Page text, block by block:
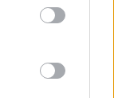
may click to
party tags to
below Google
ve čtvrtek v
závodnici v
začne s